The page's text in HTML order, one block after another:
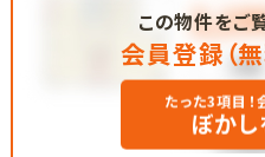
この物件をご
会員登録（無
たった3項目
ぼかし